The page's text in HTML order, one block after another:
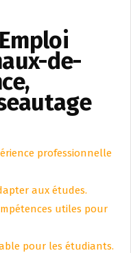
de-
professionnelle
aux études.
utiles pour
pour les étudiants.